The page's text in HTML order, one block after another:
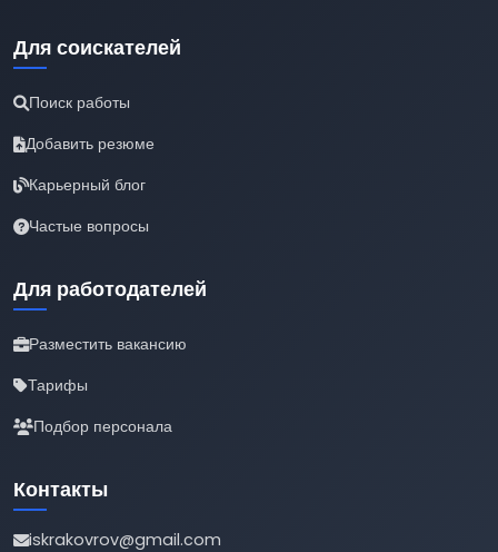
Для соискателей
Поиск работы
Добавить резюме
Карьерный блог
Частые вопросы
Для работодателей
Разместить вакансию
Тарифы
Подбор персонала
Контакты
iskrakovrov@gmail.com